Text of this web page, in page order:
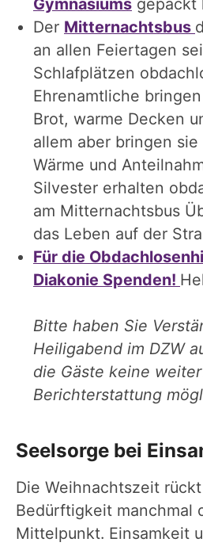
Der Mitternachtsbus
an allen Feiertagen
Schlafplätzen
Ehrenamtliche
Brot, warme Decken
allem aber bringen
Wärme und
Silvester erhalten
am Mitternachtsbus
das Leben auf der
Für die
Diakonie Spenden!
Bitte haben Sie
Heiligabend im DZW
die Gäste keine
Berichterstattung
Seelsorge bei
Die Weihnachtszeit
Bedürftigkeit manchmal
Mittelpunkt. Einsamkeit